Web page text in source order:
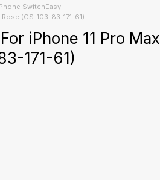
SwitchEasy
(GS-103-83-171-61)
iPhone 11 Pro Max
171-61)